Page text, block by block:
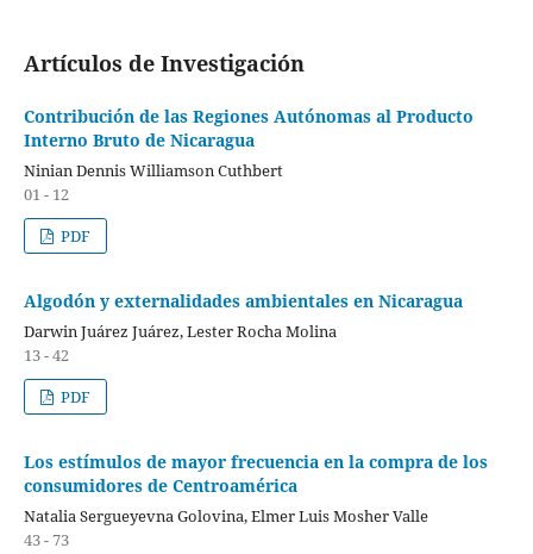
Artículos de Investigación
Contribución de las Regiones Autónomas al Producto
Interno Bruto de Nicaragua
Ninian Dennis Williamson Cuthbert
01 - 12
PDF
Algodón y externalidades ambientales en Nicaragua
Darwin Juárez Juárez, Lester Rocha Molina
13 - 42
PDF
Los estímulos de mayor frecuencia en la compra de los
consumidores de Centroamérica
Natalia Sergueyevna Golovina, Elmer Luis Mosher Valle
43 - 73